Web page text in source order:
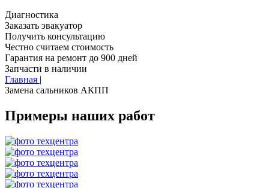
Диагностика
Заказать эвакуатор
Получить консультацию
Честно считаем стоимость
Гарантия на ремонт до 900 дней
Запчасти в наличии
Главная |
Замена сальников АКПП
Примеры наших работ